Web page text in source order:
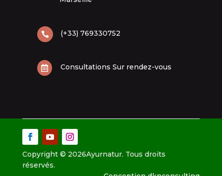
 (+33) 769330752
 Consultations Sur rendez-vous
Copyright © 2026Ayurnatur. Tous droits
réservés.